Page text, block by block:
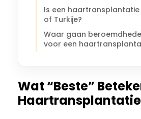
Is een haartransplantatie
of Turkije?
Waar gaan
voor een
Wat “beste”